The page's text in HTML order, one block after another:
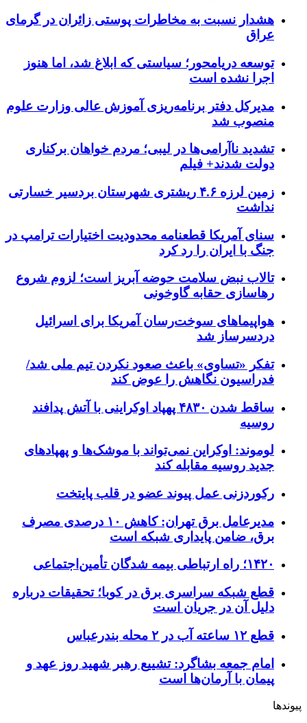
هشدار نسبت به مخاطرات پوستی زائران در گرمای
عراق
توسعه دریامحور؛ سیاستی که ابلاغ شد، اما هنوز
اجرا نشده است
مدیرکل دفتر برنامه‌ریزی آموزش عالی وزارت علوم
منصوب شد
تشدید ناآرامی‌ها در لیبی؛ مردم خواهان برکناری
دولت شدند+ فیلم
زمین لرزه ۴.۶ ریشتری شهرستان بردسیر خسارتی
نداشت
سنای آمریکا قطعنامه محدودیت اختیارات ترامپ در
جنگ با ایران را رد کرد
تالاب نبض سلامت حوضه آبریز است؛ لزوم شروع
رهاسازی حقابه گاوخونی
هواپیماهای سوخت‌رسان آمریکا برای اسرائیل
دردسرساز شد
تفکر «تساوی» باعث صعود نکردن تیم ملی شد/
فدراسیون نگاهش را عوض کند
ساقط شدن ۴۸۳۰ پهپاد اوکراینی با آتش پدافند
روسیه
لوموند: اوکراین نمی‌تواند با موشک‌ها و پهپادهای
جدید روسیه مقابله کند
رکوردزنی عمل پیوند عضو در قلب پایتخت
مدیرعامل برق تهران: کاهش ۱۰ درصدی مصرف
برق، ضامن پایداری شبکه است
۱۴۲۰؛ راه ارتباطی بیمه شدگان تأمین‌اجتماعی
قطع شبکه سراسری برق در کوبا؛ تحقیقات درباره
دلیل آن در جریان است
قطع ۱۲ ساعته آب در ۲ محله بندرعباس
امام جمعه بشاگرد: تشییع رهبر شهید روز عهد و
پیمان با آرمان‌ها است
پیوندها